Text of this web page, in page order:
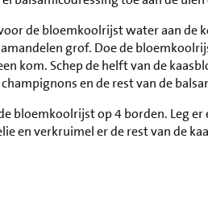
de bloemkoolrijst water aan de
grof. Doe de
kom. Schep de helft van de
en de rest van de
bloemkoolrijst op 4 borden. Leg
en verkruimel er de rest van de